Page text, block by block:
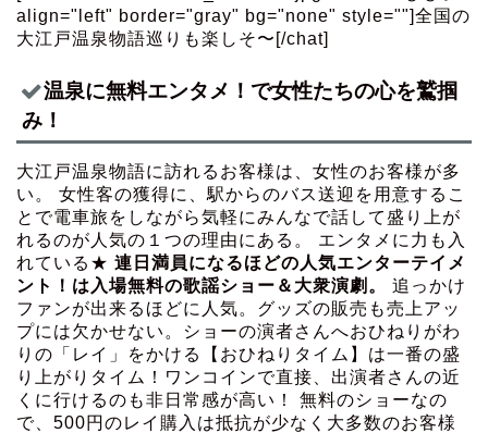
align="left" border="gray" bg="none" style=""]全国の
大江戸温泉物語巡りも楽しそ〜[/chat]
温泉に無料エンタメ！で女性たちの心を鷲掴
み！
大江戸温泉物語に訪れるお客様は、女性のお客様が多
い。 女性客の獲得に、駅からのバス送迎を用意するこ
とで電車旅をしながら気軽にみんなで話して盛り上が
れるのが人気の１つの理由にある。 エンタメに力も入
れている★ 連日満員になるほどの人気エンターテイメ
ント！は入場無料の歌謡ショー＆大衆演劇。
追っかけ
ファンが出来るほどに人気。グッズの販売も売上アッ
プには欠かせない。ショーの演者さんへおひねりがわ
りの「レイ」をかける【おひねりタイム】は一番の盛
り上がりタイム！ワンコインで直接、出演者さんの近
くに行けるのも非日常感が高い！ 無料のショーなの
で、500円のレイ購入は抵抗が少なく大多数のお客様